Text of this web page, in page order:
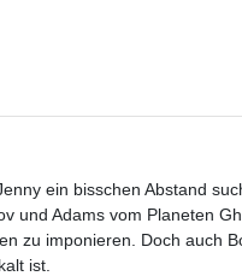
ein bisschen Abstand
und Adams vom Planeten
zu imponieren. Doch auch
ist.